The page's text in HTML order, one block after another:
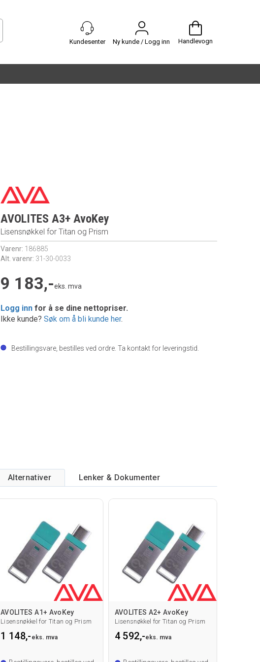
Ny kunde / Logg inn Handlevogn
AVOLITES A3+ AvoKey
Lisensnøkkel for Titan og Prism
Varenr: 186885
Alt. varenr: 31-30-0033
9 183,-eks. mva
Logg inn for å se dine nettopriser.
Ikke kunde?Søk om å bli kunde her.
Bestillingsvare, bestilles ved ordre. Ta kontakt for leveringstid.
Alternativer Lenker & Dokumenter
AVOLITES A1+ AvoKey
Lisensnøkkel for Titan og Prism
1 148,- eks. mva
AVOLITES A2+ AvoKey
Lisensnøkkel for Titan og Prism
4 592,-eks. mva